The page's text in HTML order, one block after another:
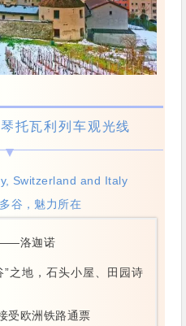
托瓦利列车观光线
Switzerland and Italy
谷，魅力所在
洛迦诺
”之地，石头小屋、田园诗
受欧洲铁路通票